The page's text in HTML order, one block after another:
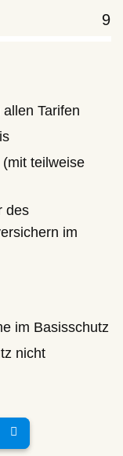
9
Tarifen
teilweise
des
im
im Basisschutz
nicht